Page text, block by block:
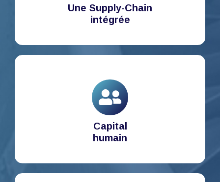
Une Supply-Chain
intégrée
Capital
humain